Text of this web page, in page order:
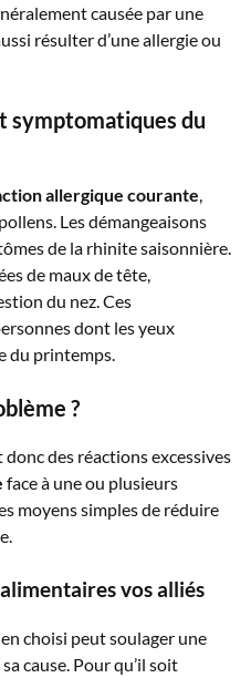
causée par une
résulter d’une allergie ou
symptomatiques du
allergique courante,
Les démangeaisons
de la rhinite saisonnière.
de maux de tête,
du nez. Ces
dont les yeux
du printemps.
?
des réactions excessives
face à une ou plusieurs
moyens simples de réduire
vos alliés
choisi peut soulager une
cause. Pour qu’il soit